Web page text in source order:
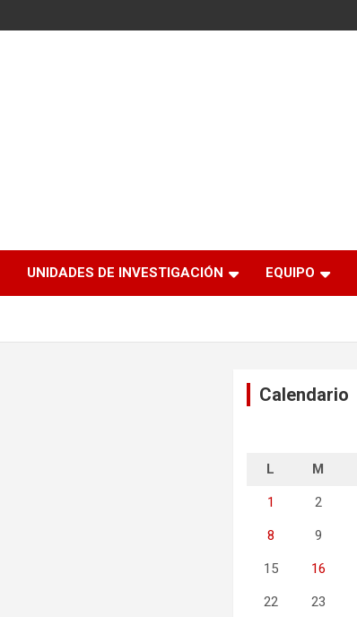
UNIDADES DE INVESTIGACIÓN EQUIPO
Calendario
L M
1 2
8 9
15 16
22 23